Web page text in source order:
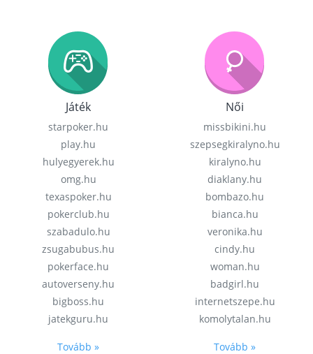
Játék
starpoker.hu
play.hu
hulyegyerek.hu
omg.hu
texaspoker.hu
pokerclub.hu
szabadulo.hu
zsugabubus.hu
pokerface.hu
autoverseny.hu
bigboss.hu
jatekguru.hu
Tovább »
Női
missbikini.hu
szepsegkiralyno.hu
kiralyno.hu
diaklany.hu
bombazo.hu
bianca.hu
veronika.hu
cindy.hu
woman.hu
badgirl.hu
internetszepe.hu
komolytalan.hu
Tovább »